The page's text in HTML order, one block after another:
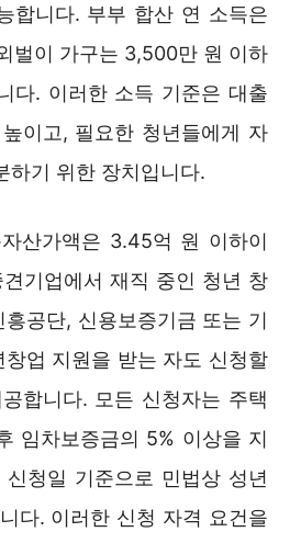
합니다. 부부 합산 연 소득은
벌이 가구는 3,500만 원 이하
다. 이러한 소득 기준은 대출
이고, 필요한 청년들에게 자
하기 위한 장치입니다.
산가액은 3.45억 원 이하이
견기업에서 재직 중인 청년 창
공단, 신용보증기금 또는 기
업 지원을 받는 자도 신청할
합니다. 모든 신청자는 주택
임차보증금의 5% 이상을 지
청일 기준으로 민법상 성년
다. 이러한 신청 자격 요건을